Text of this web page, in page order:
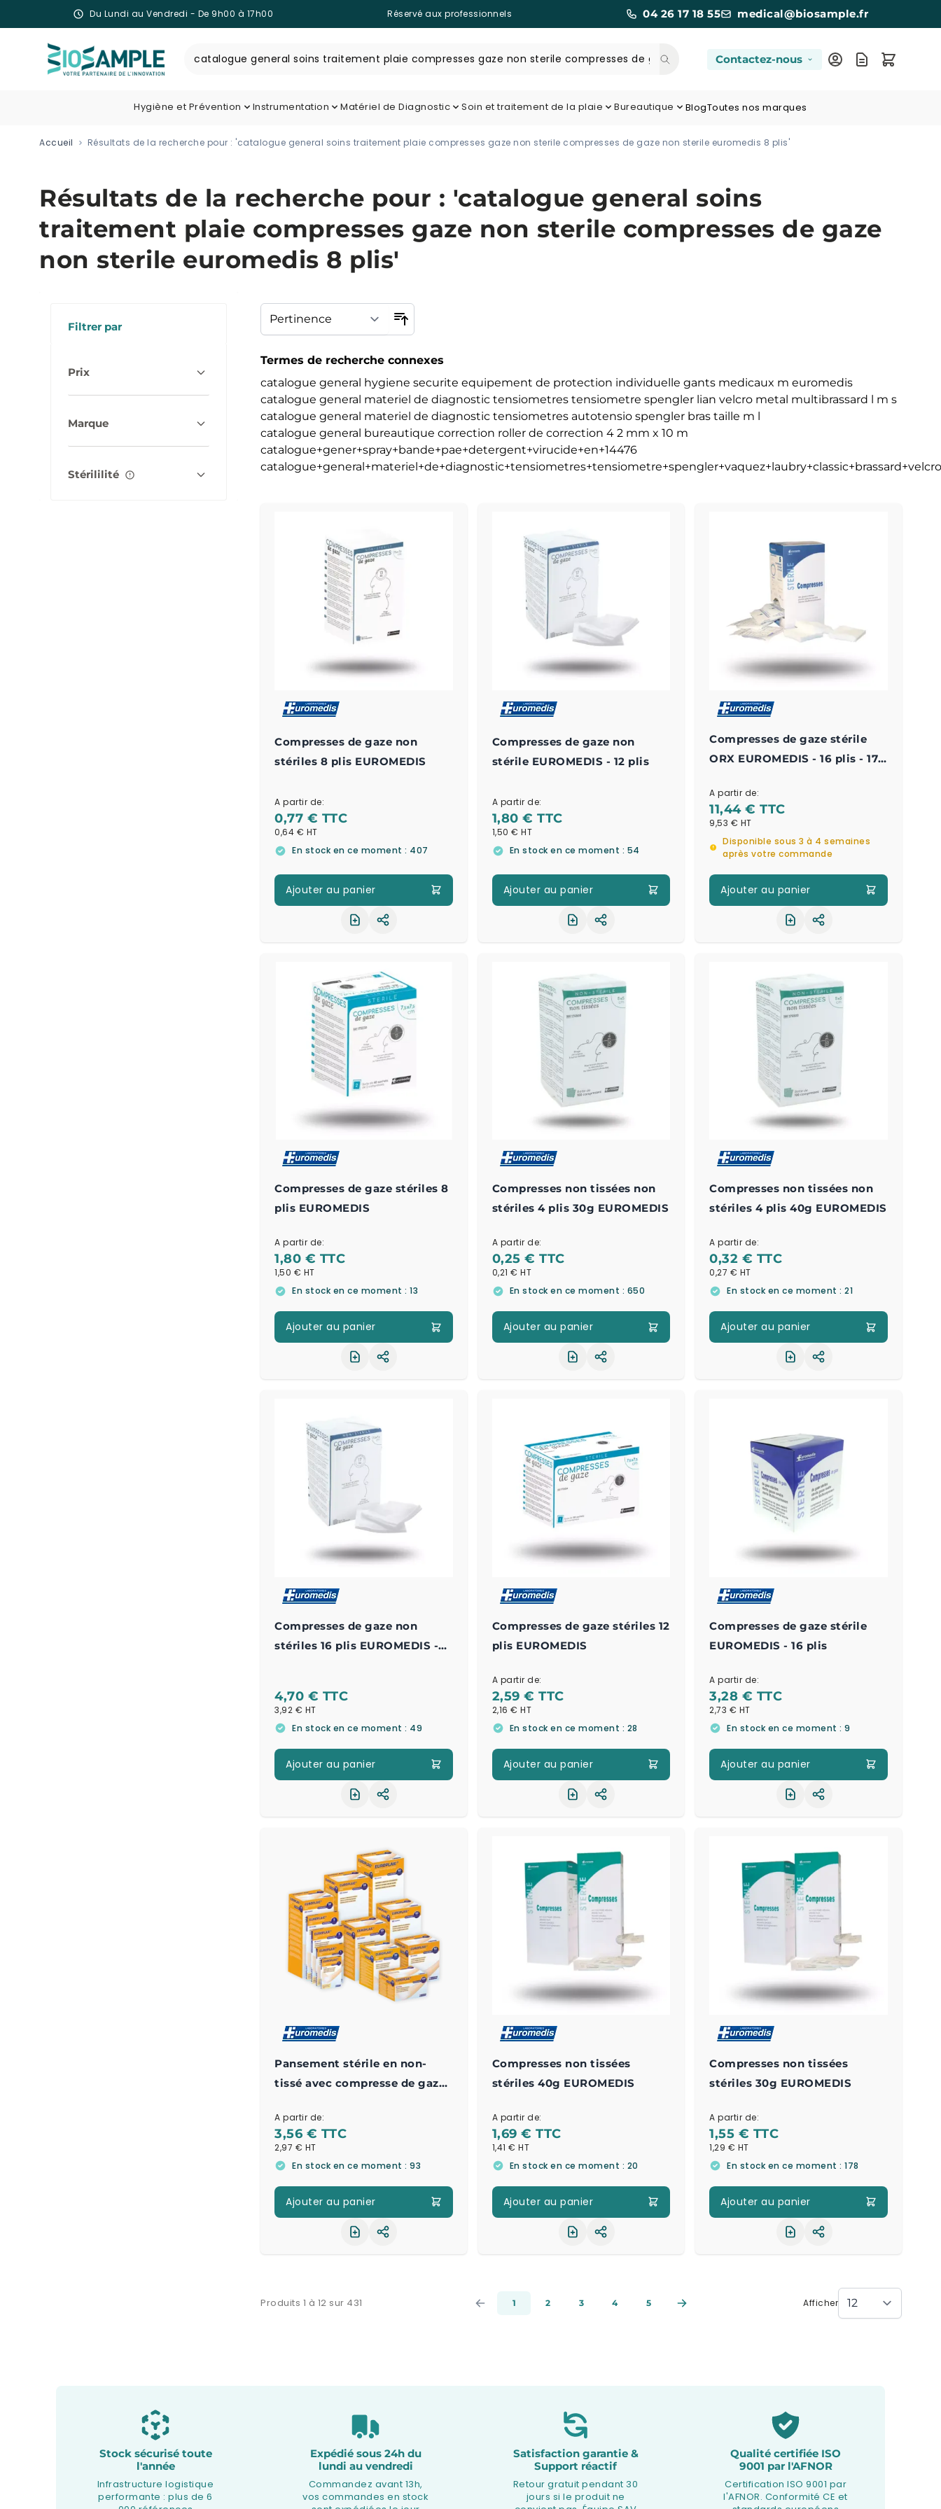
Du Lundi au Vendredi - De 9h00 à 17h00 Réservé aux professionnels 04 26 17 18 55
medical@biosample.fr
Contactez-nous
Hygiène et Prévention Instrumentation Matériel de Diagnostic Soin et traitement de la plaie Bureautique BlogToutes nos marques
Accueil Résultats de la recherche pour : 'catalogue general soins traitement plaie compresses gaze non sterile compresses de gaze non sterile euromedis 8 plis'
Résultats de la recherche pour : 'catalogue general soins
traitement plaie compresses gaze non sterile compresses de gaze
non sterile euromedis 8 plis'
Termes de recherche connexes
catalogue general hygiene securite equipement de protection individuelle gants medicaux m euromedis
catalogue general materiel de diagnostic tensiometres tensiometre spengler lian velcro metal multibrassard l m s
catalogue general materiel de diagnostic tensiometres autotensio spengler bras taille m l
catalogue general bureautique correction roller de correction 4 2 mm x 10 m
catalogue+gener+spray+bande+pae+detergent+virucide+en+14476
Compresses de gaze non
stériles 8 plis EUROMEDIS
A partir de:
0,77 €
0,64 €
En stock en ce moment : 407
Ajouter au panier
Partager le produit
Compresses de gaze non
stérile EUROMEDIS - 12 plis
A partir de:
1,80 €
1,50 €
En stock en ce moment : 54
Ajouter au panier
Partager le produit
Compresses de gaze stérile
ORX EUROMEDIS - 16 plis - 17
A partir de:
11,44 €
9,53 €
Disponible sous 3 à 4 semaines
après votre commande
Ajouter au panier
Partager le produit
Compresses de gaze stériles 8
plis EUROMEDIS
A partir de:
1,80 €
1,50 €
En stock en ce moment : 13
Ajouter au panier
Partager le produit
Compresses non tissées non
stériles 4 plis 30g EUROMEDIS
A partir de:
0,25 €
0,21 €
En stock en ce moment : 650
Ajouter au panier
Partager le produit
Compresses non tissées non
stériles 4 plis 40g EUROMEDIS
A partir de:
0,32 €
0,27 €
En stock en ce moment : 21
Ajouter au panier
Partager le produit
Compresses de gaze non
stériles 16 plis EUROMEDIS -
4,70 €
3,92 €
En stock en ce moment : 49
Ajouter au panier
Partager le produit
Compresses de gaze stériles 12
plis EUROMEDIS
A partir de:
2,59 €
2,16 €
En stock en ce moment : 28
Ajouter au panier
Partager le produit
Compresses de gaze stérile
EUROMEDIS - 16 plis
A partir de:
3,28 €
2,73 €
En stock en ce moment : 9
Ajouter au panier
Partager le produit
Pansement stérile en non-
tissé avec compresse de gaze
EUROPLAIE
A partir de:
3,56 €
2,97 €
En stock en ce moment : 93
Ajouter au panier
Partager le produit
Compresses non tissées
stériles 40g EUROMEDIS
A partir de:
1,69 €
1,41 €
En stock en ce moment : 20
Ajouter au panier
Partager le produit
Compresses non tissées
stériles 30g EUROMEDIS
A partir de:
1,55 €
1,29 €
En stock en ce moment : 178
Ajouter au panier
Partager le produit
1 2 3 4 5
Produits 1 à 12 sur 431 Afficher
Filtrer par
Prix
Marque
Stérililité
Stock sécurisé toute
l'année
Infrastructure logistique
performante : plus de 6
Expédié sous 24h du
lundi au vendredi
Commandez avant 13h,
vos commandes en stock
Satisfaction garantie &
Support réactif
Retour gratuit pendant 30
jours si le produit ne
Qualité certifiée ISO
9001 par l'AFNOR
Certification ISO 9001 par
l'AFNOR. Conformité CE et